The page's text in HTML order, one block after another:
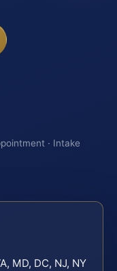
· Intake
MD, DC, NJ, NY